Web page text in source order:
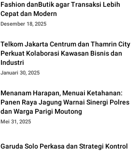
Fashion danButik agar Transaksi Lebih
Cepat dan Modern
Desember 18, 2025
Telkom Jakarta Centrum dan Thamrin City
Perkuat Kolaborasi Kawasan Bisnis dan
Industri
Januari 30, 2025
Menanam Harapan, Menuai Ketahanan:
Panen Raya Jagung Warnai Sinergi Polres
dan Warga Parigi Moutong
Mei 31, 2025
Garuda Solo Perkasa dan Strategi Kontrol